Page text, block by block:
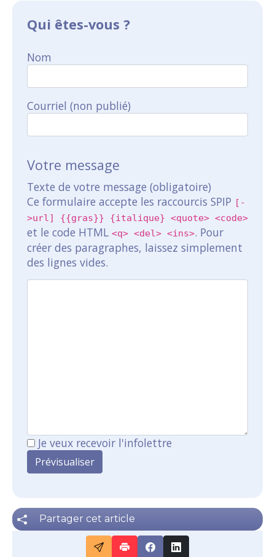
Qui êtes-vous ?
Nom
Courriel (non publié)
Votre message
Texte de votre message (obligatoire)
Ce formulaire accepte les raccourcis SPIP [-
>url] {{gras}} {italique} <quote> <code>
et le code HTML <q> <del> <ins>. Pour
créer des paragraphes, laissez simplement
des lignes vides.
Je veux recevoir l'infolettre
Partager cet article